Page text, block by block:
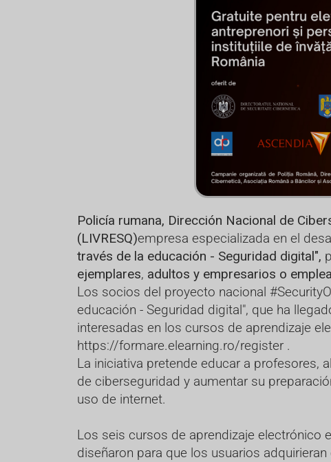
Policía rumana, Dirección Nacional de
(LIVRESQ)empresa especializada en el
través de la educación - Seguridad digital",
ejemplares, adultos y empresarios o
Los socios del proyecto nacional
educación - Seguridad digital", que ha
interesadas en los cursos de aprendizaje
https://formare.elearning.ro/register .
La iniciativa pretende educar a profesores,
de ciberseguridad y aumentar su
uso de internet.
Los seis cursos de aprendizaje electrónico
diseñaron para que los usuarios